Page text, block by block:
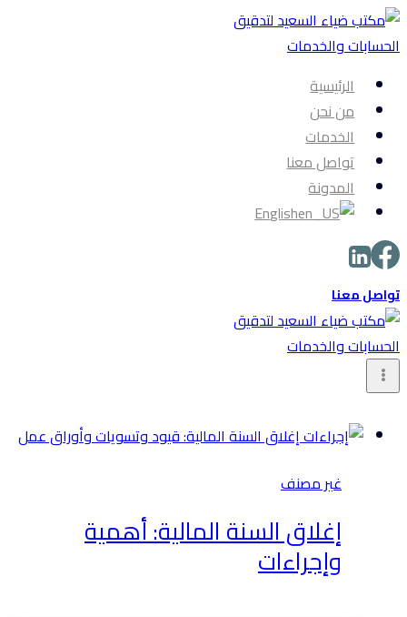
التجاوز
إلى
الرئيسية
من نحن
الخدمات
تواصل معنا
المدونة
English
تواصل معنا
غير مصنف
إغلاق السنة المالية: أهمية
وإجراءات